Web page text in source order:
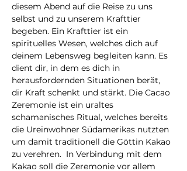
diesem Abend auf die Reise zu uns
selbst und zu unserem Krafttier
begeben. Ein Krafttier ist ein
spirituelles Wesen, welches dich auf
deinem Lebensweg begleiten kann. Es
dient dir, in dem es dich in
herausfordernden Situationen berät,
dir Kraft schenkt und stärkt. Die Cacao
Zeremonie ist ein uraltes
schamanisches Ritual, welches bereits
die Ureinwohner Südamerikas nutzten
um damit traditionell die Göttin Kakao
zu verehren.  In Verbindung mit dem
Kakao soll die Zeremonie vor allem